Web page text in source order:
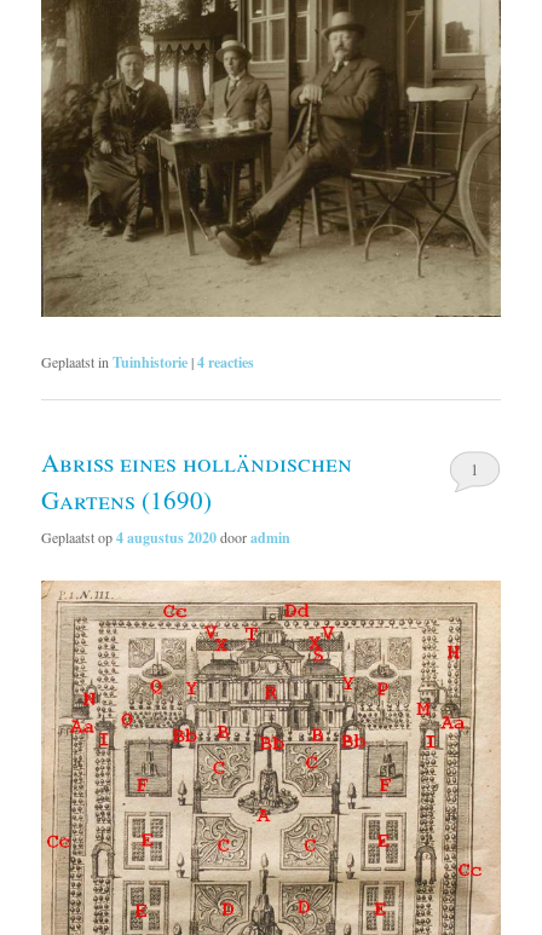
Geplaatst in Tuinhistorie|4reacties
Abriß eines holländischen
Gartens (1690)
Geplaatst op4 augustus 2020dooradmin
1